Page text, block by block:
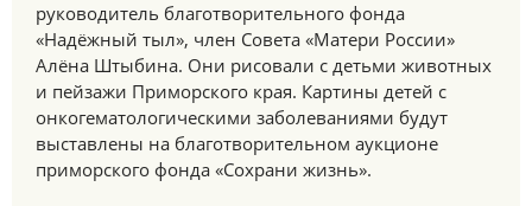
руководитель благотворительного фонда
«Надёжный тыл», член Совета «Матери России»
Алёна Штыбина. Они рисовали с детьми животных
и пейзажи Приморского края. Картины детей с
онкогематологическими заболеваниями будут
выставлены на благотворительном аукционе
приморского фонда «Сохрани жизнь».